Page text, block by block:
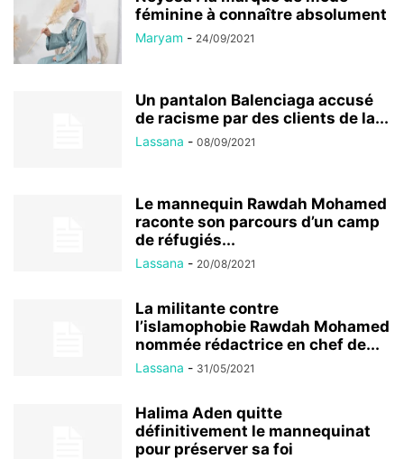
féminine à connaître absolument
Maryam - 24/09/2021
Un pantalon Balenciaga accusé
de racisme par des clients de la...
Lassana - 08/09/2021
Le mannequin Rawdah Mohamed
raconte son parcours d’un camp
de réfugiés...
Lassana - 20/08/2021
La militante contre
l’islamophobie Rawdah Mohamed
nommée rédactrice en chef de...
Lassana - 31/05/2021
Halima Aden quitte
définitivement le mannequinat
pour préserver sa foi